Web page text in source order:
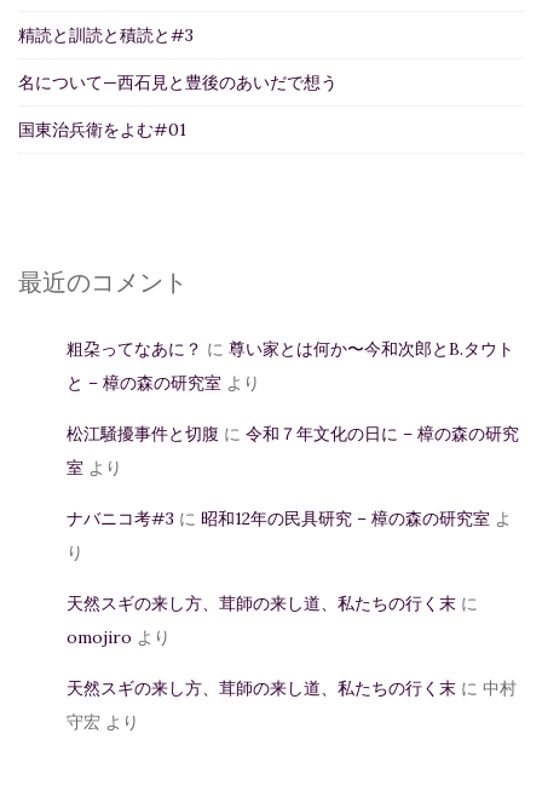
精読と訓読と積読と#3
名について—西石見と豊後のあいだで想う
国東治兵衛をよむ#01
最近のコメント
粗朶ってなあに？ に 尊い家とは何か〜今和次郎とB.タウト
と – 樟の森の研究室 より
松江騒擾事件と切腹 に 令和７年文化の日に – 樟の森の研究
室 より
ナバニコ考#3 に 昭和12年の民具研究 – 樟の森の研究室 よ
り
天然スギの来し方、茸師の来し道、私たちの行く末 に
omojiro より
天然スギの来し方、茸師の来し道、私たちの行く末 に 中村
守宏 より